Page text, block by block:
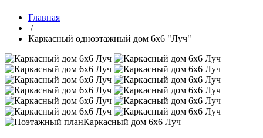
Главная
/
Каркасный одноэтажный дом 6х6 "Луч"